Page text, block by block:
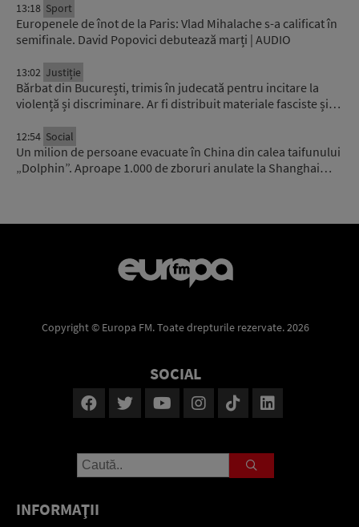
13:18 Sport
Europenele de înot de la Paris: Vlad Mihalache s-a calificat în
semifinale. David Popovici debutează marți | AUDIO
13:02 Justiție
Bărbat din București, trimis în judecată pentru incitare la
violență și discriminare. Ar fi distribuit materiale fasciste și…
12:54 Social
Un milion de persoane evacuate în China din calea taifunului
„Dolphin”. Aproape 1.000 de zboruri anulate la Shanghai…
Copyright © Europa FM. Toate drepturile rezervate. 2026
SOCIAL
INFORMAŢII